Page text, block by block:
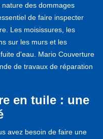
des dommages
de faire inspecter
Les moisissures, les
sur les murs et les
d'eau. Mario Couverture
de travaux de réparation
en tuile : une
avez besoin de faire une